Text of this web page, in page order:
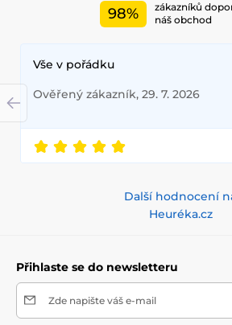
98%
zákazníků
náš obchod
Vše v pořádku
Ověřený zákazník, 29. 7. 2026
Další hodnocení
Heuréka.cz
Přihlaste se do newsletteru
Zde napište váš e-mail